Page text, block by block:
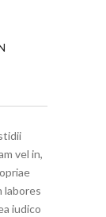
vel in,
labores
iudico